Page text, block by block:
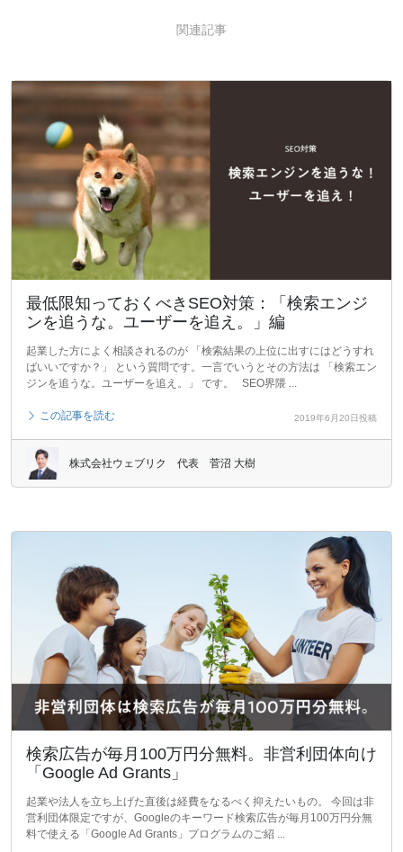
関連記事
最低限知っておくべきSEO対策：「検索エンジ
ンを追うな。ユーザーを追え。」編
起業した方によく相談されるのが 「検索結果の上位に出すにはどうすれ
ばいいですか？」 という質問です。一言でいうとその方法は 「検索エン
ジンを追うな。ユーザーを追え。」 です。 SEO界隈 ...
この記事を読む 2019年6月20日投稿
株式会社ウェブリク 代表 菅沼 大樹
検索広告が毎月100万円分無料。非営利団体向け
「Google Ad Grants」
起業や法人を立ち上げた直後は経費をなるべく抑えたいもの。 今回は非
営利団体限定ですが、Googleのキーワード検索広告が毎月100万円分無
料で使える「Google Ad Grants」プログラムのご紹 ...